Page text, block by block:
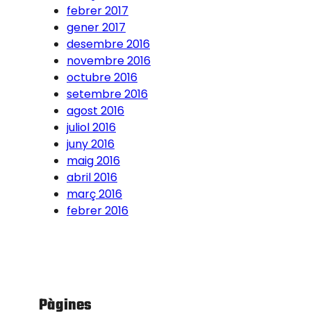
febrer 2017
gener 2017
desembre 2016
novembre 2016
octubre 2016
setembre 2016
agost 2016
juliol 2016
juny 2016
maig 2016
abril 2016
març 2016
febrer 2016
Pàgines